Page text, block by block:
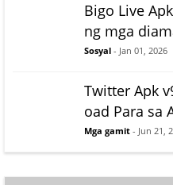
Bigo Live
ng mga
Sosyal - Jan 01, 2026
Twitter Apk
oad Para sa
Mga gamit - Jun 21,